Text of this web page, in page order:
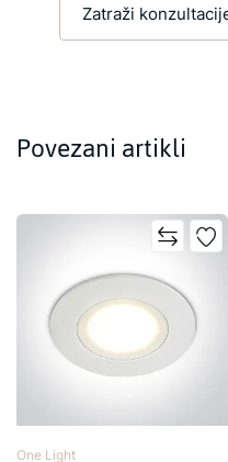
Zatraži
Povezani artikli
One Light